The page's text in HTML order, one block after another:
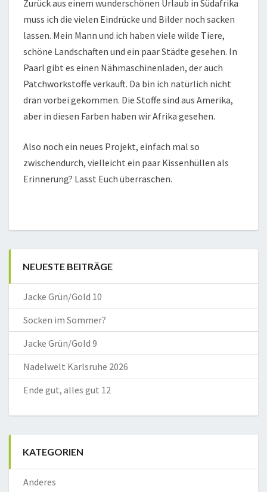
Zurück aus einem wunderschönen Urlaub in Südafrika
muss ich die vielen Eindrücke und Bilder noch sacken
lassen. Mein Mann und ich haben viele wilde Tiere,
schöne Landschaften und ein paar Städte gesehen. In
Paarl gibt es einen Nähmaschinenladen, der auch
Patchworkstoffe verkauft. Da bin ich natürlich nicht
dran vorbei gekommen. Die Stoffe sind aus Amerika,
aber in diesen Farben haben wir Afrika gesehen.
Also noch ein neues Projekt, einfach mal so
zwischendurch, vielleicht ein paar Kissenhüllen als
Erinnerung? Lasst Euch überraschen.
NEUESTE BEITRÄGE
Jacke Grün/Gold 10
Socken im Sommer?
Jacke Grün/Gold 9
Nadelwelt Karlsruhe 2026
Ende gut, alles gut 12
KATEGORIEN
Anderes